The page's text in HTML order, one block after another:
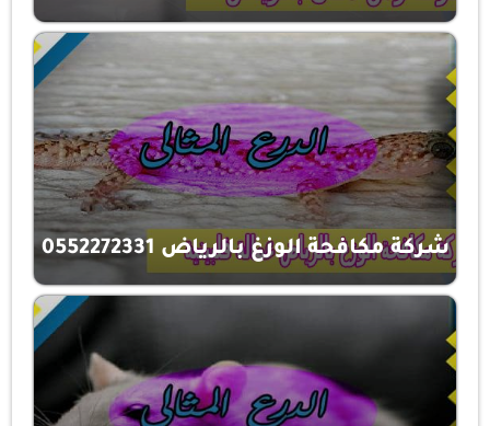
شركة مكافحة الوزغ بالرياض 0552272331